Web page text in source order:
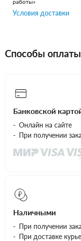
работы»
Условия доставки
Способы оплаты
Банковской
Онлайн на сайте
При получении
Наличными
При получении
При доставке